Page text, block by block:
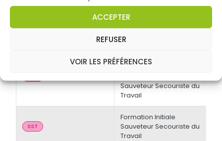
ACCEPTER
REFUSER
VOIR LES PRÉFÉRENCES
Habilitations électriques
Prescriptions NF C18-510 -
Opérations d'ordre
électrique BT et non
électrique HT - Recyclage
Formation Maintien &
Actualisation des
Sauveteur Secouriste du
Travail
SST
Formation Initiale
Sauveteur Secouriste du
Travail